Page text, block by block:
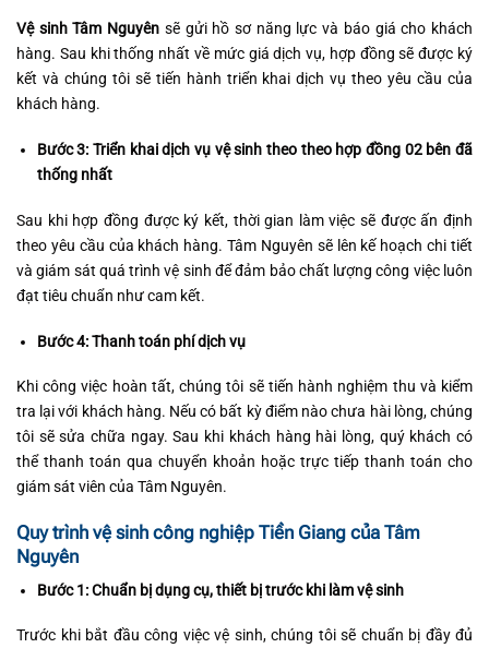
Vệ sinh Tâm Nguyên sẽ gửi hồ sơ năng lực và báo giá cho khách
hàng. Sau khi thống nhất về mức giá dịch vụ, hợp đồng sẽ được ký
kết và chúng tôi sẽ tiến hành triển khai dịch vụ theo yêu cầu của
khách hàng.
Bước 3: Triển khai dịch vụ vệ sinh theo theo hợp đồng 02 bên đã
thống nhất
Sau khi hợp đồng được ký kết, thời gian làm việc sẽ được ấn định
theo yêu cầu của khách hàng. Tâm Nguyên sẽ lên kế hoạch chi tiết
và giám sát quá trình vệ sinh để đảm bảo chất lượng công việc luôn
đạt tiêu chuẩn như cam kết.
Bước 4: Thanh toán phí dịch vụ
Khi công việc hoàn tất, chúng tôi sẽ tiến hành nghiệm thu và kiểm
tra lại với khách hàng. Nếu có bất kỳ điểm nào chưa hài lòng, chúng
tôi sẽ sửa chữa ngay. Sau khi khách hàng hài lòng, quý khách có
thể thanh toán qua chuyển khoản hoặc trực tiếp thanh toán cho
giám sát viên của Tâm Nguyên.
Quy trình vệ sinh công nghiệp Tiền Giang của Tâm
Nguyên
Bước 1: Chuẩn bị dụng cụ, thiết bị trước khi làm vệ sinh
Trước khi bắt đầu công việc vệ sinh, chúng tôi sẽ chuẩn bị đầy đủ